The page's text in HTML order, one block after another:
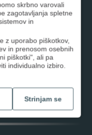
skrbno varovali
zagotavljanja spletne
in
z uporabo piškotkov,
in prenosom osebnih
piškotki", ali pa
individualno izbiro.
Strinjam se